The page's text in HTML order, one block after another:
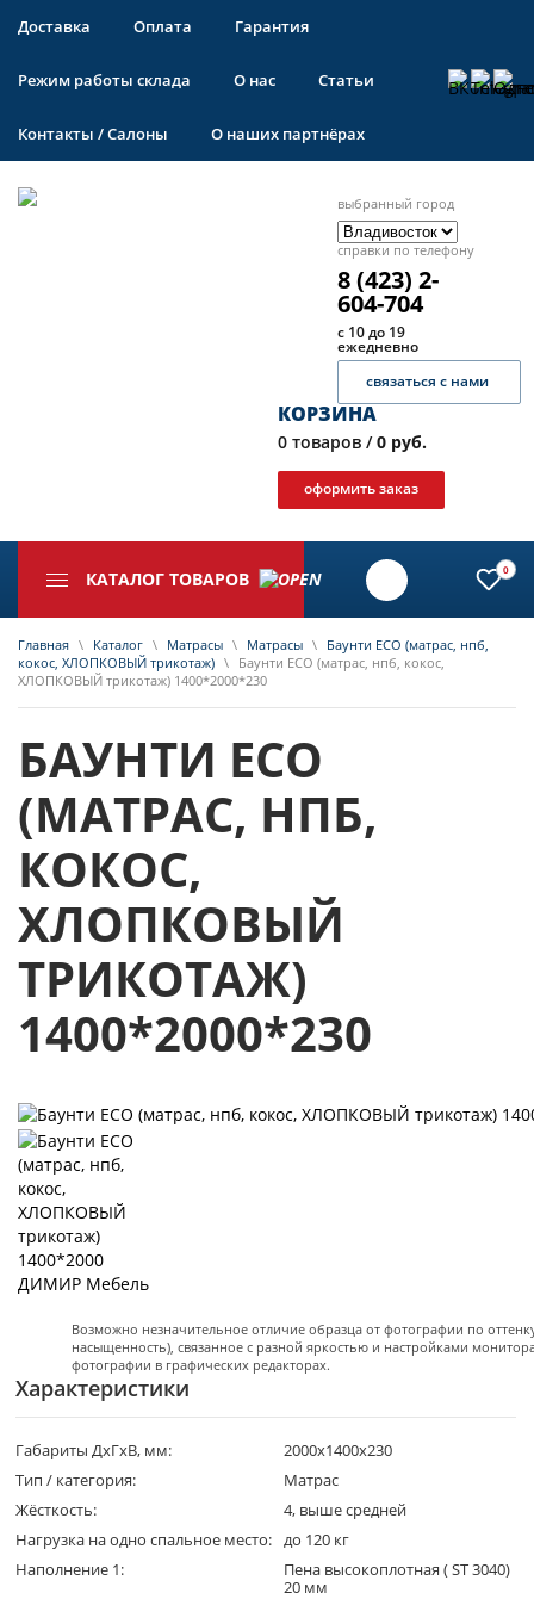
Доставка Оплата Гарантия
Режим работы склада О нас Статьи
Контакты / Салоны О наших партнёрах
выбранный город
справки по телефону
8 (423) 2-
604-704
с 10 до 19
ежедневно
связаться с нами
КОРЗИНА
0 товаров / 0 руб.
оформить заказ
КАТАЛОГ ТОВАРОВ 0
Главная \ Каталог \ Матрасы \ Матрасы \ Баунти ECO (матрас, нпб,
кокос, ХЛОПКОВЫЙ трикотаж) \ Баунти ECO (матрас, нпб, кокос,
ХЛОПКОВЫЙ трикотаж) 1400*2000*230
БАУНТИ ECO
(МАТРАС, НПБ,
КОКОС,
ХЛОПКОВЫЙ
ТРИКОТАЖ)
1400*2000*230
Возможно незначительное отличие образца от фотографии по
насыщенность), связанное с разной яркостью и настройками
фотографии в графических редакторах.
Характеристики
Габариты ДхГхВ, мм:
2000x1400x230
Тип / категория:
Матрас
Жёсткость:
4, выше средней
Нагрузка на одно спальное место: до 120 кг
Наполнение 1:
Пена высокоплотная ( ST 3040)
20 мм